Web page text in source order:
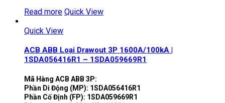
Read more Quick View
Quick View
ACB ABB Loại Drawout 3P 1600A/100kA |
1SDA056416R1 – 1SDA059669R1
Mã Hàng ACB ABB 3P:
Phần Di Động (MP): 1SDA056416R1
Phần Cố Định (FP): 1SDA059669R1